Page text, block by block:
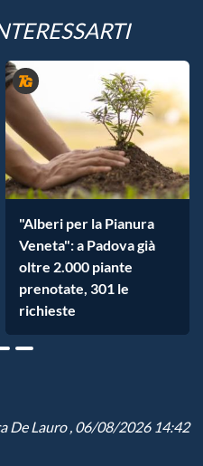
"Alberi per la Pianura
Veneta": a Padova già
oltre 2.000 piante
prenotate, 301 le
richieste
De Lauro, 06/08/2026 14:42